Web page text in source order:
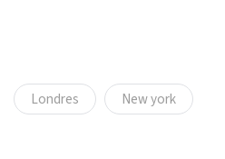
Londres New york